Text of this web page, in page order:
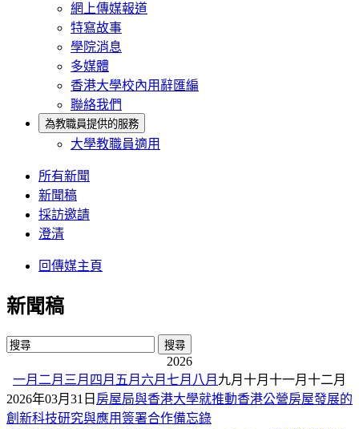
網上傳媒報道
特寫故事
學院消息
多媒體
香港大學校內用辭匯編
聯絡我們
為教職員提供的服務
大學教職員適用
所有新聞
新聞稿
採訪邀請
澄清
回傳媒主頁
新聞稿
2026
一月 二月 三月 四月 五月 六月 七月 八月 九月 十月 十一月 十二月
2026年03月31日 房屋局與香港大學就推動香港公營房屋發展的
創新科技研究與應用簽署合作備忘錄